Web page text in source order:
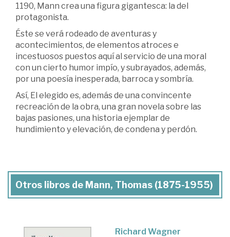
1190, Mann crea una figura gigantesca: la del
protagonista.
Éste se verá rodeado de aventuras y
acontecimientos, de elementos atroces e
incestuosos puestos aquí al servicio de una moral
con un cierto humor impío, y subrayados, además,
por una poesía inesperada, barroca y sombría.
Así, El elegido es, además de una convincente
recreación de la obra, una gran novela sobre las
bajas pasiones, una historia ejemplar de
hundimiento y elevación, de condena y perdón.
Otros libros de Mann, Thomas (1875-1955)
Richard Wagner